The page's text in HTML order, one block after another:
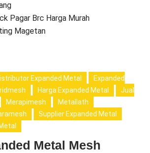
Pagar Brc Harga Murah
Magetan
Expanded Metal
Expanded
Harga Expanded Metal
Jual
Merapimesh
Metallath
Supplier Expanded Metal
Metal Mesh